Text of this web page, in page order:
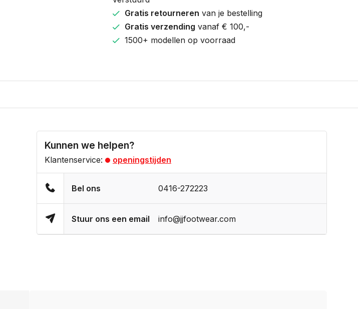
Gratis retourneren van je bestelling
Gratis verzending vanaf € 100,-
1500+ modellen op voorraad
Kunnen we helpen?
Klantenservice: openingstijden
Bel ons 0416-272223
Stuur ons een email info@jjfootwear.com